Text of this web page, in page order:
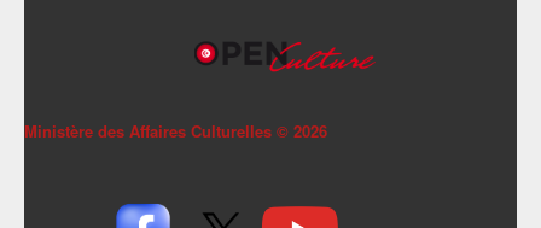
Ministère des Affaires Culturelles © 2026